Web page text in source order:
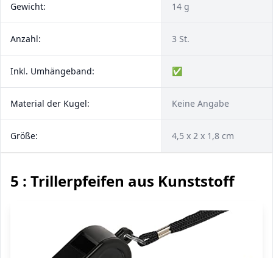
Gewicht: 14 g
Anzahl: 3 St.
Inkl. Umhängeband: ✅
Material der Kugel: Keine Angabe
Größe: 4,5 x 2 x 1,8 cm
5 : Trillerpfeifen aus Kunststoff